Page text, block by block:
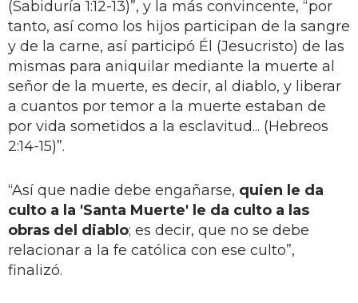
(Sabiduría 1:12-13)”, y la más convincente, “por
tanto, así como los hijos participan de la sangre
y de la carne, así participó Él (Jesucristo) de las
mismas para aniquilar mediante la muerte al
señor de la muerte, es decir, al diablo, y liberar
a cuantos por temor a la muerte estaban de
por vida sometidos a la esclavitud... (Hebreos
2:14-15)”.
“Así que nadie debe engañarse, quien le da
culto a la 'Santa Muerte' le da culto a las
obras del diablo; es decir, que no se debe
relacionar a la fe católica con ese culto”,
finalizó.